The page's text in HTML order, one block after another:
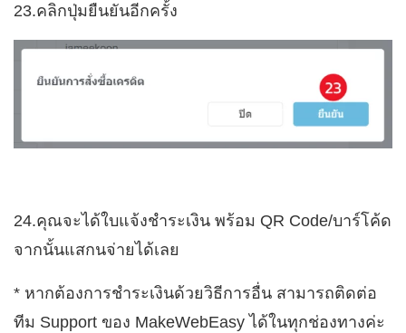
23.คลิกปุ่มยืนยันอีกครั้ง
24.คุณจะได้ใบแจ้งชำระเงิน พร้อม QR Code/บาร์โค้ด
จากนั้นแสกนจ่ายได้เลย
* หากต้องการชำระเงินด้วยวิธีการอื่น สามารถติดต่อ
ทีม Support ของ MakeWebEasy ได้ในทุกช่องทางค่ะ